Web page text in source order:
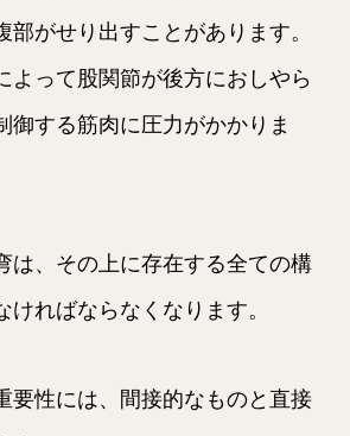
部がせり出すことがあります。
よって股関節が後方におしやら
御する筋肉に圧力がかかりま
は、その上に存在する全ての構
ければならなくなります。
要性には、間接的なものと直接